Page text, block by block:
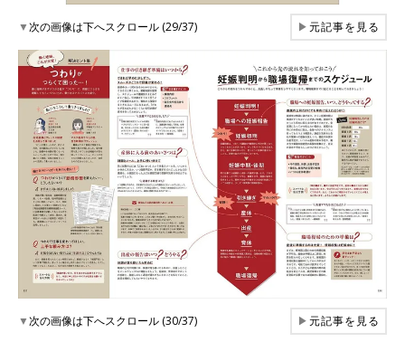
▼次の画像は下へスクロール (29/37) ▶元記事を見る
▼次の画像は下へスクロール (30/37) ▶元記事を見る